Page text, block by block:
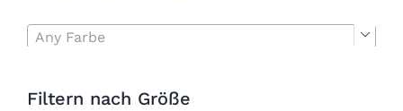
Any Farbe 
Filtern nach Größe